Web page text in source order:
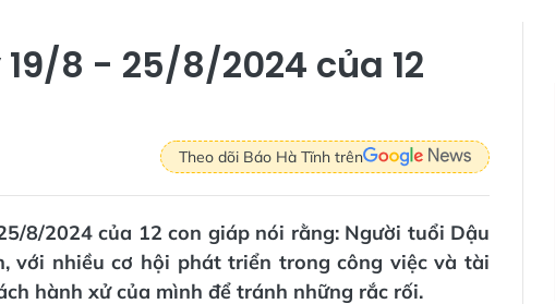
8 - 25/8/2024 của 12
Theo dõi Báo Hà Tĩnh trên
8/2024 của 12 con giáp nói rằng: Người tuổi Dậu
với nhiều cơ hội phát triển trong công việc và tài
hành xử của mình để tránh những rắc rối.